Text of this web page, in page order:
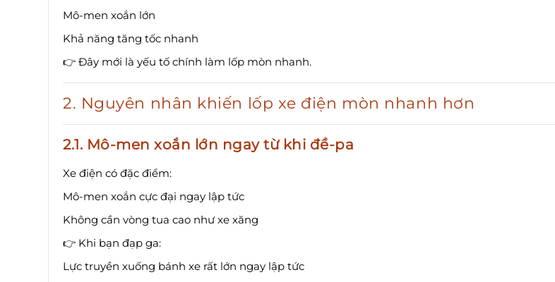
Mô-men xoắn lớn
Khả năng tăng tốc nhanh
👉 Đây mới là yếu tố chính làm lốp mòn nhanh.
2. Nguyên nhân khiến lốp xe điện mòn nhanh hơn
2.1. Mô-men xoắn lớn ngay từ khi đề-pa
Xe điện có đặc điểm:
Mô-men xoắn cực đại ngay lập tức
Không cần vòng tua cao như xe xăng
👉 Khi bạn đạp ga:
Lực truyền xuống bánh xe rất lớn ngay lập tức